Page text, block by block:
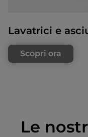
Lavatrici e
Scopri ora
Le